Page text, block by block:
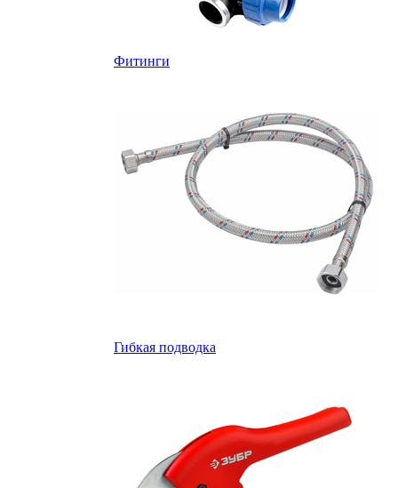
Фитинги
Гибкая подводка